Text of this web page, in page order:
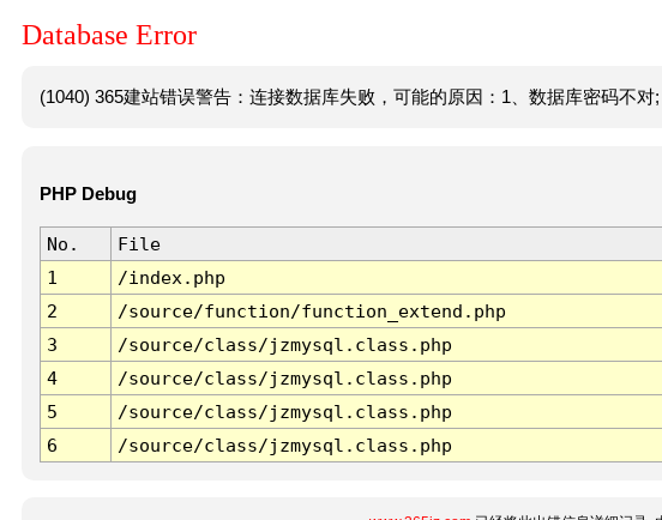
Database Error
(1040) 365建站错误警告：连接数据库失败，可能的原因：1、数据库密码不对;
PHP Debug
No. File
1
/index.php
2
/source/function/function_extend.php
3
/source/class/jzmysql.class.php
4
/source/class/jzmysql.class.php
5
/source/class/jzmysql.class.php
6
/source/class/jzmysql.class.php